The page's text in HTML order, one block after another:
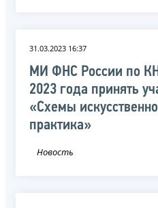
31.03.2023 16:37
МИ ФНС России по
2023 года принять
«Схемы
практика»
Новость